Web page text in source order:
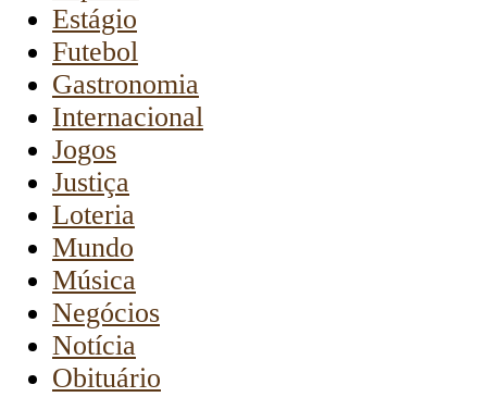
Estágio
Futebol
Gastronomia
Internacional
Jogos
Justiça
Loteria
Mundo
Música
Negócios
Notícia
Obituário